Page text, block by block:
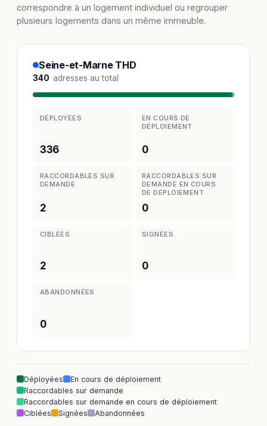
correspondre à un logement individuel ou regrouper
plusieurs logements dans un même immeuble.
Seine-et-Marne THD
340 adresses au total
DÉPLOYÉES
336
EN COURS DE
DÉPLOIEMENT
0
RACCORDABLES SUR
DEMANDE
2
RACCORDABLES SUR
DEMANDE EN COURS
DE DÉPLOIEMENT
0
CIBLÉES
2
SIGNÉES
0
ABANDONNÉES
0
Déployées
En cours de déploiement
Raccordables sur demande
Raccordables sur demande en cours de déploiement
Ciblées
Signées Abandonnées